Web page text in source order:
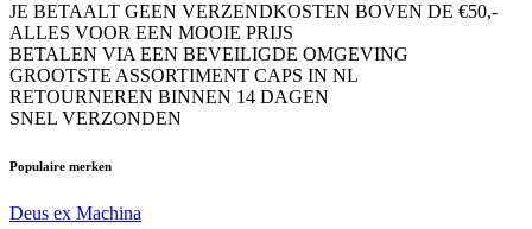
JE BETAALT GEEN VERZENDKOSTEN BOVEN DE €50,-
ALLES VOOR EEN MOOIE PRIJS
BETALEN VIA EEN BEVEILIGDE OMGEVING
GROOTSTE ASSORTIMENT CAPS IN NL
RETOURNEREN BINNEN 14 DAGEN
SNEL VERZONDEN
Populaire merken
Deus ex Machina